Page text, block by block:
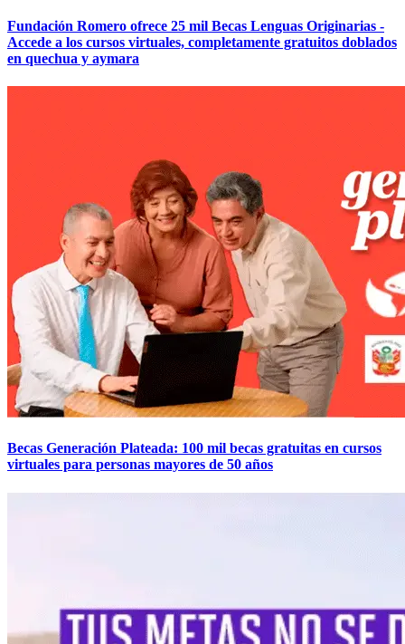
Fundación Romero ofrece 25 mil Becas Lenguas Originarias -
Accede a los cursos virtuales, completamente gratuitos doblados
en quechua y aymara
Becas Generación Plateada: 100 mil becas gratuitas en cursos
virtuales para personas mayores de 50 años